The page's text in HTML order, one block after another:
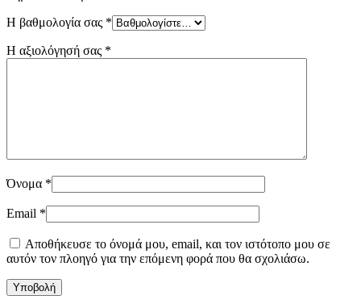
Η βαθμολογία σας *
Η αξιολόγησή σας *
Όνομα *
Email *
Αποθήκευσε το όνομά μου, email, και τον ιστότοπο μου σε
αυτόν τον πλοηγό για την επόμενη φορά που θα σχολιάσω.